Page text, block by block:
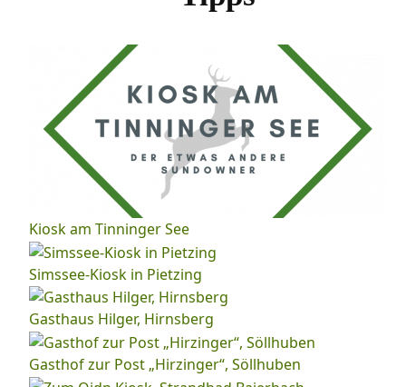
Kiosk am Tinninger See
Simssee-Kiosk in Pietzing
Gasthaus Hilger, Hirnsberg
Gasthof zur Post „Hirzinger“, Söllhuben